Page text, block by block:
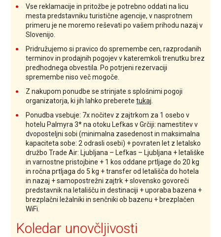
Vse reklamacije in pritožbe je potrebno oddati na licu
mesta predstavniku turistične agencije, v nasprotnem
primeru je ne moremo reševati po vašem prihodu nazaj v
Slovenijo.
Pridružujemo si pravico do spremembe cen, razprodanih
terminov in prodajnih pogojev v kateremkoli trenutku brez
predhodnega obvestila. Po potrjeni rezervaciji
spremembe niso več mogoče.
Z nakupom ponudbe se strinjate s splošnimi pogoji
organizatorja, ki jih lahko preberetetukaj
Ponudba vsebuje: 7x nočitev z zajtrkom za 1 osebo v
hotelu Palmyra 3* na otoku Lefkas v Grčiji: namestitev v
dvoposteljni sobi (minimalna zasedenost in maksimalna
kapaciteta sobe: 2 odrasli osebi) + povraten let z letalsko
družbo Trade Air: Ljubljana – Lefkas – Ljubljana + letališke
in varnostne pristojbine + 1 kos oddane prtljage do 20 kg
in ročna prtljaga do 5 kg + transfer od letališča do hotela
in nazaj + samopostrežni zajtrk + slovensko govoreči
predstavnik na letališču in destinaciji + uporaba bazena +
brezplačni ležalniki in senčniki ob bazenu + brezplačen
WiFi.
Koledar unovčljivosti